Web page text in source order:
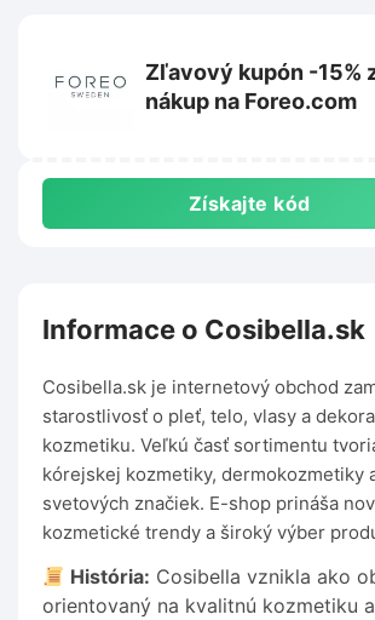
Zľavový kupón -15%
nákup na Foreo.com
Získajte kód
Informace o Cosibella.sk
Cosibella.sk je internetový obchod
starostlivosť o pleť, telo, vlasy a
kozmetiku. Veľkú časť sortimentu
kórejskej kozmetiky, dermokozmetiky
svetových značiek. E-shop prináša
kozmetické trendy a široký výber
História: Cosibella vznikla ako
orientovaný na kvalitnú kozmetiku